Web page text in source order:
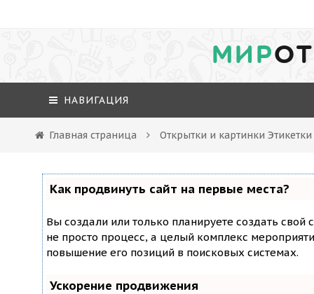
МИР
НАВИГАЦИЯ
Главная страница Открытки и картинки
Как продвинуть сайт на первые места?
Вы создали или только планируете создать свой
не просто процесс, а целый комплекс
повышение его позиций в поисковых системах.
Ускорение продвижения